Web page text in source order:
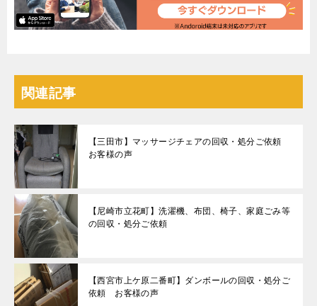
関連記事
【三田市】マッサージチェアの回収・処分ご依頼
お客様の声
【尼崎市立花町】洗濯機、布団、椅子、家庭ごみ等
の回収・処分ご依頼
【西宮市上ケ原二番町】ダンボールの回収・処分ご
依頼 お客様の声